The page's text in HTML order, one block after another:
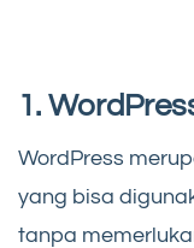
1.
WordPress
yang bisa
tanpa